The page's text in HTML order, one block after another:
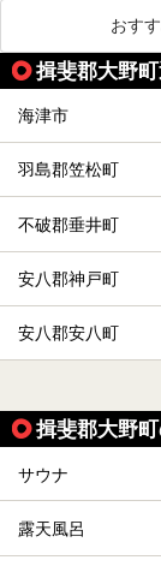
おす
揖斐郡大野
海津市
羽島郡笠松町
不破郡垂井町
安八郡神戸町
安八郡安八町
揖斐郡大野
サウナ
露天風呂